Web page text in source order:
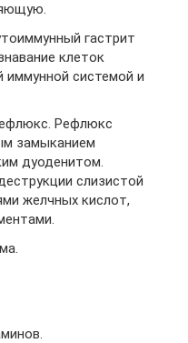
гастрит
клеток
иммунной системой и
Рефлюкс
замыканием
дуоденитом.
слизистой
желчных кислот,